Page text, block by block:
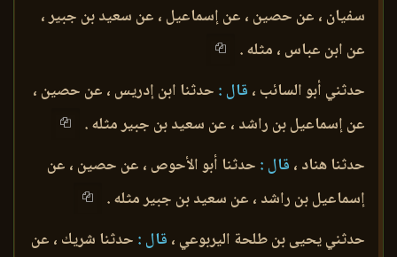
سفيان ، عن حصين ، عن إسماعيل ، عن سعيد بن جبير ،
عن ابن عباس ، مثله .
حدثني أبو السائب ، قال : حدثنا ابن إدريس ، عن حصين ،
عن إسماعيل بن راشد ، عن سعيد بن جبير مثله .
حدثنا هناد ، قال : حدثنا أبو الأحوص ، عن حصين ، عن
إسماعيل بن راشد ، عن سعيد بن جبير مثله .
حدثني يحيى بن طلحة اليربوعي ، قال : حدثنا شريك ، عن